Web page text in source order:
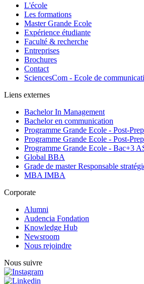
L'école
Les formations
Master Grande Ecole
Expérience étudiante
Faculté & recherche
Entreprises
Brochures
Contact
SciencesCom - Ecole de
Liens externes
Bachelor In Management
Bachelor en communication
Programme Grande Ecole - Post-
Programme Grande Ecole - Post-
Programme Grande Ecole - Bac+3
Global BBA
Grade de master Responsable
MBA IMBA
Corporate
Alumni
Audencia Fondation
Knowledge Hub
Newsroom
Nous rejoindre
Nous suivre